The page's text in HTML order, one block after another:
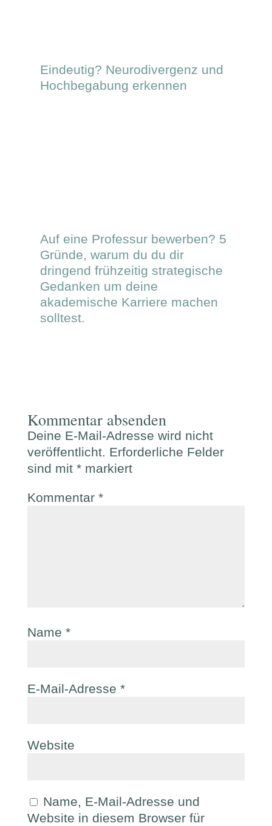
Eindeutig? Neurodivergenz und
Hochbegabung erkennen
Auf eine Professur bewerben? 5
Gründe, warum du du dir
dringend frühzeitig strategische
Gedanken um deine
akademische Karriere machen
solltest.
Kommentar absenden
Deine E-Mail-Adresse wird nicht
veröffentlicht. Erforderliche Felder
sind mit *markiert
Kommentar *
Name *
E-Mail-Adresse *
Website
Name, E-Mail-Adresse und
Website in diesem Browser für